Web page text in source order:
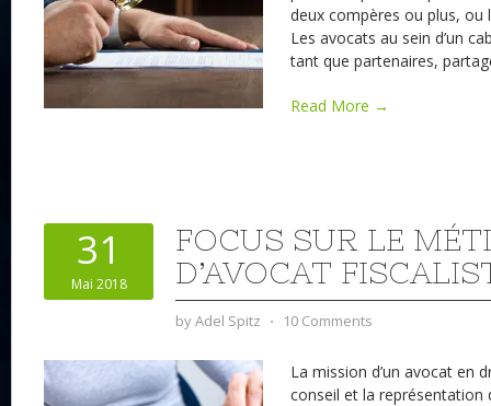
deux compères ou plus, ou
Les avocats au sein d’un
tant que partenaires,
Read More →
31
Mai 2018
FOCUS SUR LE
D’AVOCAT
byAdel Spitz ⋅ 10 Comments
La mission d’un avocat en
conseil et la représentation